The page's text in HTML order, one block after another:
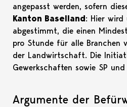
angepasst werden, sofern
Kanton Baselland: Hier wird
abgestimmt, die einen
pro Stunde für alle Branchen
der Landwirtschaft. Die
Gewerkschaften sowie SP
Argumente der